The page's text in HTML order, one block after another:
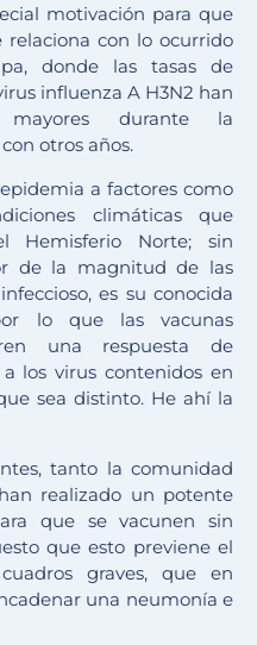
motivación para que
relaciona con lo ocurrido
donde las tasas de
influenza A H3N2 han
mayores durante la
otros años.
a factores como
climáticas que
Hemisferio Norte; sin
de la magnitud de las
es su conocida
lo que las vacunas
una respuesta de
los virus contenidos en
sea distinto. He ahí la
tanto la comunidad
realizado un potente
que se vacunen sin
que esto previene el
graves, que en
una neumonía e